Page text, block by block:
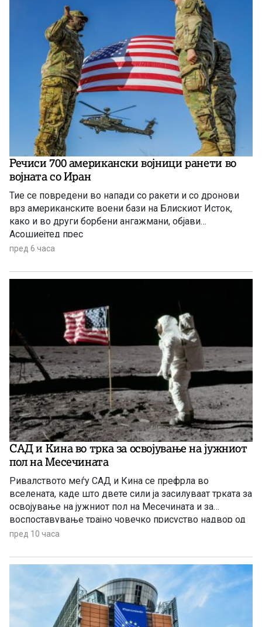
Речиси 700 американски војници ранети во
војната со Иран
Тие се повредени во напади со ракети и со дронови
врз американските воени бази на Блискиот Исток,
како и во други борбени ангажмани, објави
Асошиејтед прес
пред 6 часа
САД и Кина во трка за освојување на јужниот
пол на Месечината
Ривалството меѓу САД и Кина се префрла во
вселената, каде што двете сили ја засилуваат трката за
освојување на јужниот пол на Месечината и за
воспоставување трајно човечко присуство надвор од
Земјата.
пред 10 часа